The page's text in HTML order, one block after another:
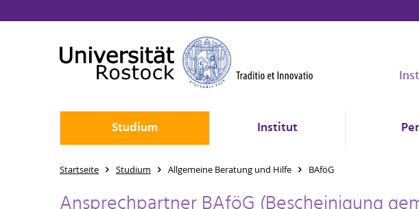
Studium Institut
Startseite Studium Allgemeine Beratung und Hilfe BAföG